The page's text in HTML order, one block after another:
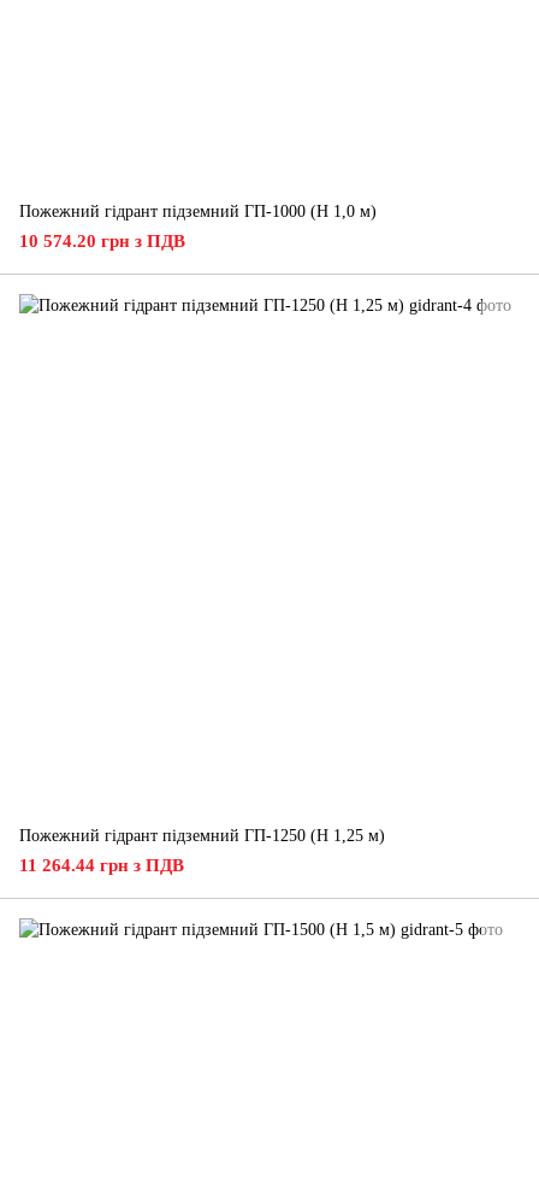
Пожежний гідрант підземний ГП-1000 (H 1,0 м)
10 574.20 грн з ПДВ
Пожежний гідрант підземний ГП-1250 (H 1,25 м)
11 264.44 грн з ПДВ